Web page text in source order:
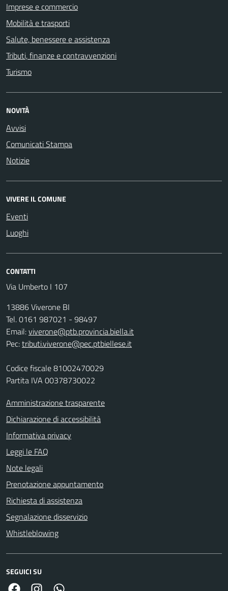
Imprese e commercio
Mobilità e trasporti
Salute, benessere e assistenza
Tributi, finanze e contravvenzioni
Turismo
NOVITÀ
Avvisi
Comunicati Stampa
Notizie
VIVERE IL COMUNE
Eventi
Luoghi
CONTATTI
Via Umberto I 107
13886 Viverone BI
Tel. 0161 987021 - 98497
Email:viverone@ptb.provincia.biella.it
Pec:tributi.viverone@pec.ptbiellese.it
Codice fiscale 81002470029
Partita IVA 00378730022
Amministrazione trasparente
Dichiarazione di accessibilità
Informativa privacy
Leggi le FAQ
Note legali
Prenotazione appuntamento
Richiesta di assistenza
Segnalazione disservizio
Whistleblowing
SEGUICI SU
Facebook Link Instagram